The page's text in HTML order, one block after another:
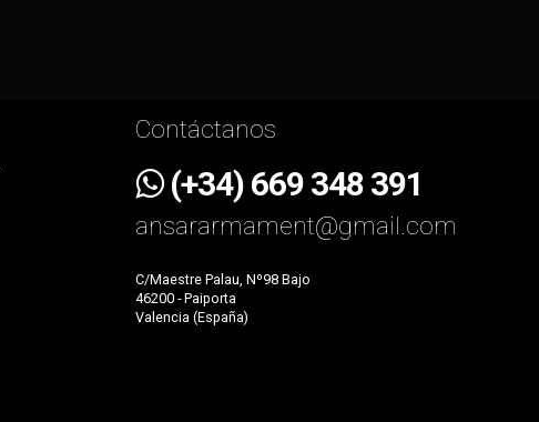
Contáctanos
(+34) 669 348 391
ansararmament@gmail.com
C/Maestre Palau, Nº98 Bajo
46200 - Paiporta
Valencia (España)